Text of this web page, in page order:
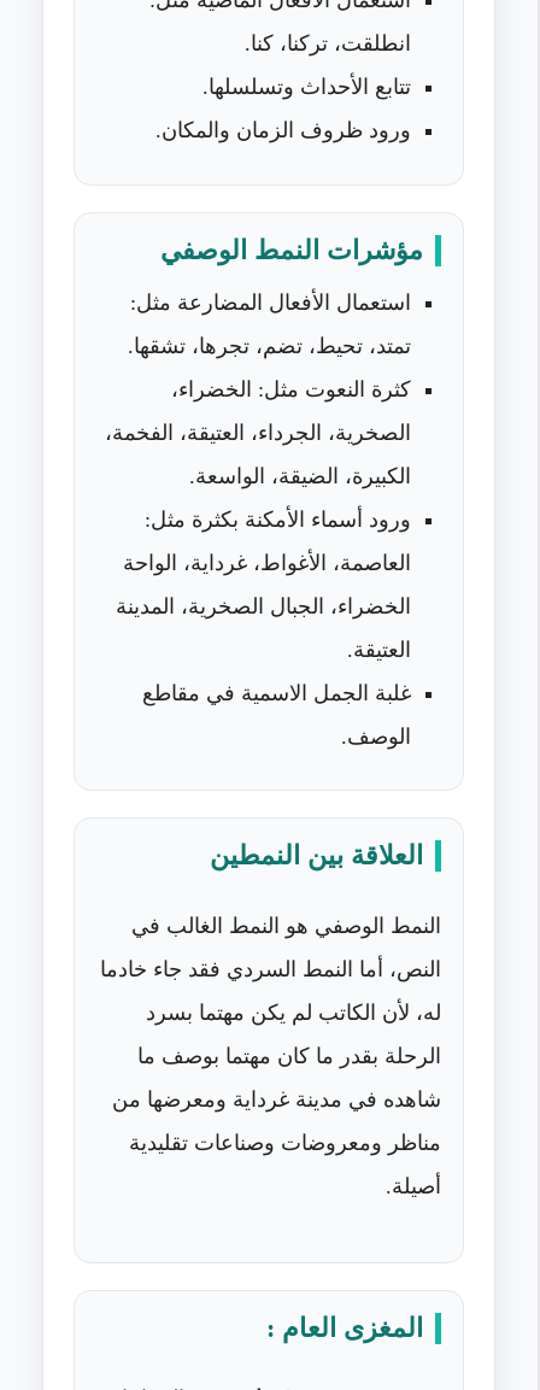
انطلقت، تركنا، كنا.
تتابع الأحداث وتسلسلها.
ورود ظروف الزمان والمكان.
مؤشرات النمط الوصفي
استعمال الأفعال المضارعة مثل:
تمتد، تحيط، تضم، تجرها، تشقها.
كثرة النعوت مثل: الخضراء،
الصخرية، الجرداء، العتيقة، الفخمة،
الكبيرة، الضيقة، الواسعة.
ورود أسماء الأمكنة بكثرة مثل:
العاصمة، الأغواط، غرداية، الواحة
الخضراء، الجبال الصخرية، المدينة
العتيقة.
غلبة الجمل الاسمية في مقاطع
الوصف.
العلاقة بين النمطين
النمط الوصفي هو النمط الغالب في
النص، أما النمط السردي فقد جاء خادما
له، لأن الكاتب لم يكن مهتما بسرد
الرحلة بقدر ما كان مهتما بوصف ما
شاهده في مدينة غرداية ومعرضها من
مناظر ومعروضات وصناعات تقليدية
أصيلة.
المغزى العام :